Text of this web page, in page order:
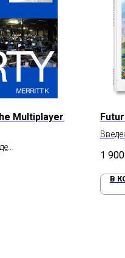
Multiplayer
1 900
В